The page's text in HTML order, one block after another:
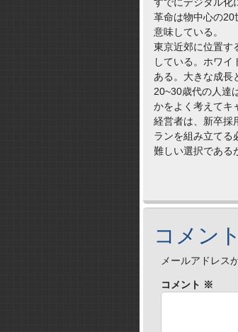
革命は物中心の20
意味している。
東京近郊に位置す
している。ホワ
ある。大きな成
20~30歳代の人達
かをよく考えてキ
経営者は、新卒採
ランを組み立てる
難しい選択である
コメン
メールアドレス
コメント ※